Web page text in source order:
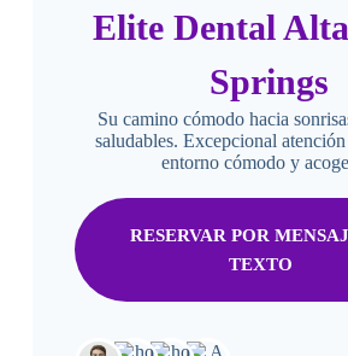
Elite Dental
Springs
Su camino cómodo hacia
saludables. Excepcional
entorno cómodo y
RESERVAR POR
TEXTO